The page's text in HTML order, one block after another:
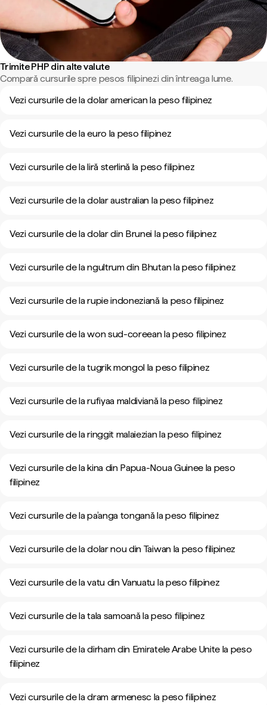
Trimite PHP din alte valute
Compară cursurile spre pesos filipinezi din întreaga lume.
Vezi cursurile de la dolar american la peso filipinez
Vezi cursurile de la euro la peso filipinez
Vezi cursurile de la liră sterlină la peso filipinez
Vezi cursurile de la dolar australian la peso filipinez
Vezi cursurile de la dolar din Brunei la peso filipinez
Vezi cursurile de la ngultrum din Bhutan la peso filipinez
Vezi cursurile de la rupie indoneziană la peso filipinez
Vezi cursurile de la won sud-coreean la peso filipinez
Vezi cursurile de la tugrik mongol la peso filipinez
Vezi cursurile de la rufiyaa maldiviană la peso filipinez
Vezi cursurile de la ringgit malaiezian la peso filipinez
Vezi cursurile de la kina din Papua-Noua Guinee la peso
filipinez
Vezi cursurile de la pa’anga tongană la peso filipinez
Vezi cursurile de la dolar nou din Taiwan la peso filipinez
Vezi cursurile de la vatu din Vanuatu la peso filipinez
Vezi cursurile de la tala samoană la peso filipinez
Vezi cursurile de la dirham din Emiratele Arabe Unite la peso
filipinez
Vezi cursurile de la dram armenesc la peso filipinez